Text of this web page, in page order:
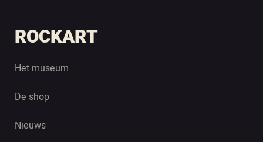
ROCKART
Het museum
De shop
Nieuws